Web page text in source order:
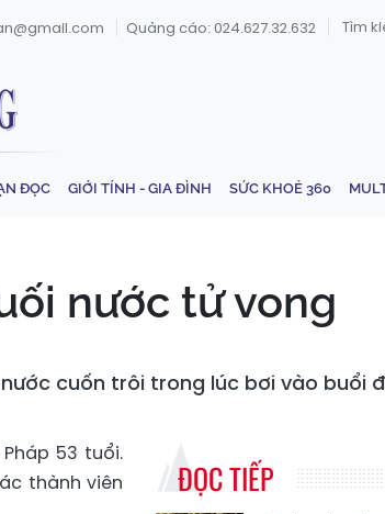
Quảng cáo: 024.627.32.632
ĐỌC GIỚI TÍNH - GIA ĐÌNH SỨC KHOẺ 360
nước tử vong
cuốn trôi trong lúc bơi vào buổi
53 tuổi.
thành viên
ĐỌC TIẾP